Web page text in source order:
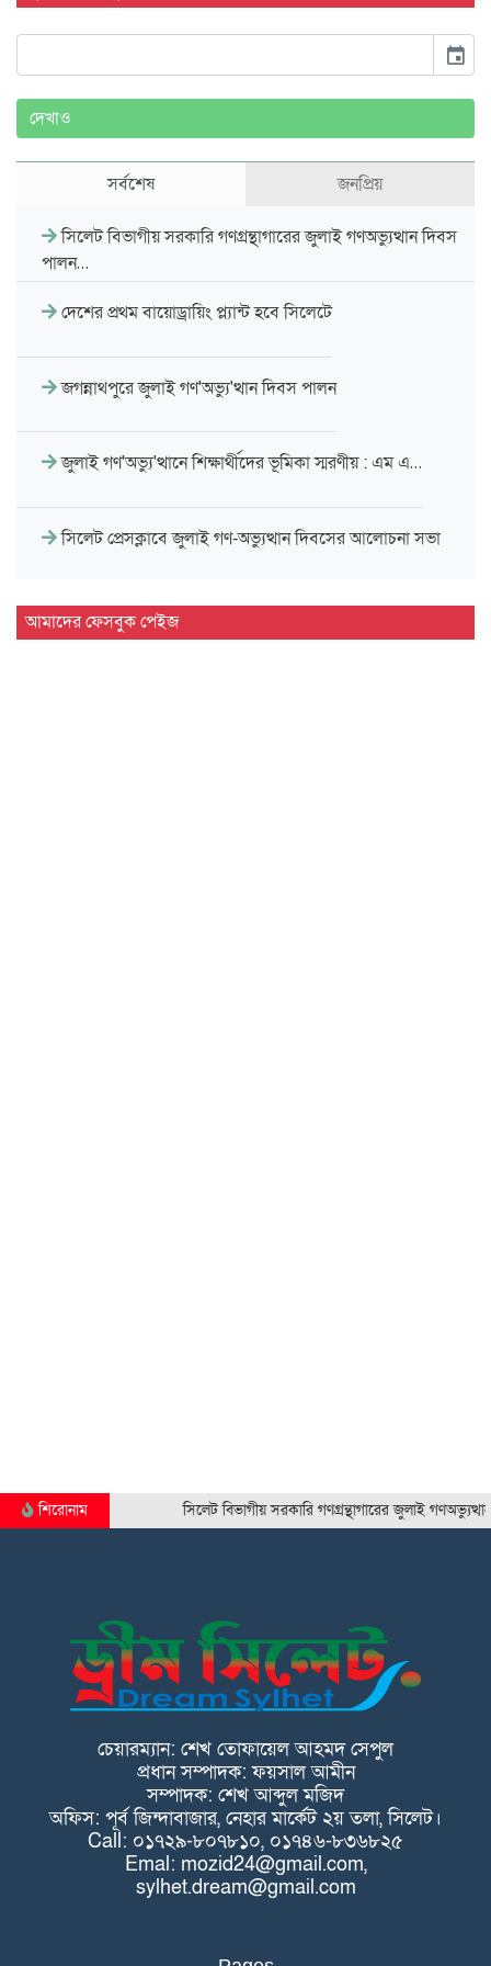
event
দেখাও
সর্বশেষ জনপ্রিয়
সিলেট বিভাগীয় সরকারি গণগ্রন্থাগারের জুলাই গণঅভ্যুত্থান দিবস
পালন…
দেশের প্রথম বায়োড্রায়িং প্ল্যান্ট হবে সিলেটে
জগন্নাথপুরে জুলাই গণ'অভ্যু'ত্থান দিবস পালন
জুলাই গণ'অভ্যু'ত্থানে শিক্ষার্থীদের ভূমিকা স্মরণীয় : এম এ…
সিলেট প্রেসক্লাবে জুলাই গণ-অভ্যুত্থান দিবসের আলোচনা সভা
মাহবুব আলী খানের ৪২তম মৃ'ত্যু'বার্ষিকী উপলক্ষে পরিবারের
দোয়া…
আমাদের ফেসবুক পেইজ
শিরোনাম সিলেট বিভাগীয় সরকারি গণগ্রন্থাগারের জুলাই গণঅভ্যুত্থান
চেয়ারম্যান: শেখ তোফায়েল আহমদ সেপুল
প্রধান সম্পাদক: ফয়সাল আমীন
সম্পাদক: শেখ আব্দুল মজিদ
অফিস: পূর্ব জিন্দাবাজার, নেহার মার্কেট ২য় তলা, সিলেট।
Call: ০১৭২৯-৮০৭৮১০, ০১৭৪৬-৮৩৬৮২৫
Emal: mozid24@gmail.com,
sylhet.dream@gmail.com